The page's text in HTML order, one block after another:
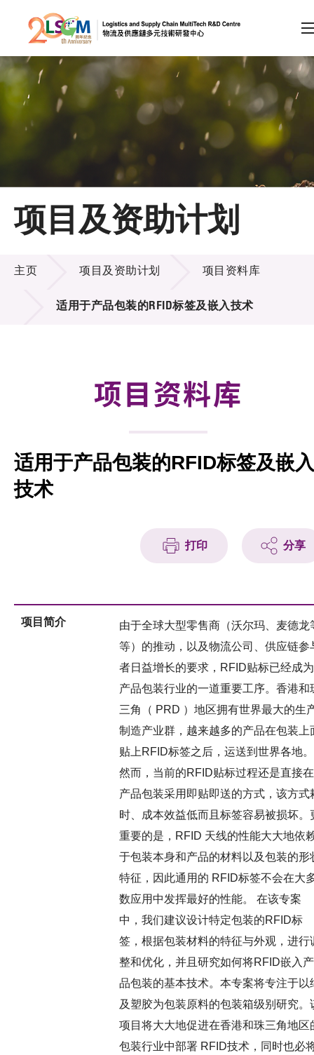
跳到内容（按回车键）
会员登录
A A EN 繁 简
主页
关于LSCM
技术商品化
项目及资助计划
资助计划
会籍
项目及资助计划
项目及资助计划
主页 项目及资助计划 项目资料库
适用于产品包装的RFID标签及嵌入技术
项目资料库
适用于产品包装的RFID标签及嵌入
技术
打印 分享
项目简介
由于全球大型零售商（沃尔玛、麦德龙
等）的推动，以及物流公司、供应链参
者日益增长的要求，RFID贴标已经成为
产品包装行业的一道重要工序。香港和
三角（ PRD ）地区拥有世界最大的生
制造产业群，越来越多的产品在包装上
贴上RFID标签之后，运送到世界各地。
然而，当前的RFID贴标过程还是直接在
产品包装采用即贴即送的方式，该方式
时、成本效益低而且标签容易被损坏。
重要的是，RFID 天线的性能大大地依
于包装本身和产品的材料以及包装的形
特征，因此通用的 RFID标签不会在大
数应用中发挥最好的性能。 在该专案
中，我们建议设计特定包装的RFID标
签，根据包装材料的特征与外观，进行
整和优化，并且研究如何将RFID嵌入产
品包装的基本技术。本专案将专注于以
及塑胶为包装原料的包装箱级别研究。
项目将大大地促进在香港和珠三角地区
包装行业中部署 RFID技术，同时也必